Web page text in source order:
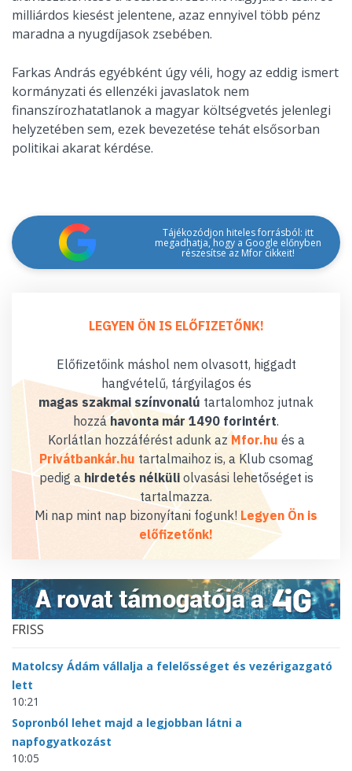
milliárdos kiesést jelentene, azaz ennyivel több pénz
maradna a nyugdíjasok zsebében.
Farkas András egyébként úgy véli, hogy az eddig ismert
kormányzati és ellenzéki javaslatok nem
finanszírozhatatlanok a magyar költségvetés jelenlegi
helyzetében sem, ezek bevezetése tehát elsősorban
politikai akarat kérdése.
Tájékozódjon hiteles forrásból: itt
megadhatja, hogy a Google előnyben
részesítse az Mfor cikkeit!
LEGYEN ÖN IS ELŐFIZETŐNK!
Előfizetőink máshol nem olvasott, higgadt
hangvételű, tárgyilagos és
magas szakmai színvonalú tartalomhoz jutnak
hozzáhavonta már 1490 forintért.
Korlátlan hozzáférést adunk az Mfor.hu és a
Privátbankár.hu tartalmaihoz is, a Klub csomag
pedig a hirdetés nélküliolvasási lehetőséget is
tartalmazza.
Mi nap mint nap bizonyítani fogunk! Legyen Ön is
előfizetőnk!
FRISS
Matolcsy Ádám vállalja a felelősséget és vezérigazgató
lett
10:21
Sopronból lehet majd a legjobban látni a
napfogyatkozást
10:05